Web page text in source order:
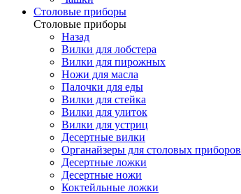
Cтоловые приборы
Cтоловые приборы
Назад
Вилки для лобстера
Вилки для пирожных
Ножи для масла
Палочки для еды
Вилки для стейка
Вилки для улиток
Вилки для устриц
Десертные вилки
Органайзеры для столовых приборов
Десертные ложки
Десертные ножи
Коктейльные ложки